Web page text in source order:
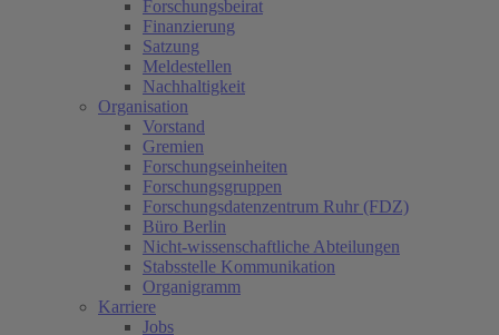
Forschungsbeirat
Finanzierung
Satzung
Meldestellen
Nachhaltigkeit
Organisation
Vorstand
Gremien
Forschungseinheiten
Forschungsgruppen
Forschungsdatenzentrum Ruhr (FDZ)
Büro Berlin
Nicht-wissenschaftliche Abteilungen
Stabsstelle Kommunikation
Organigramm
Karriere
Jobs